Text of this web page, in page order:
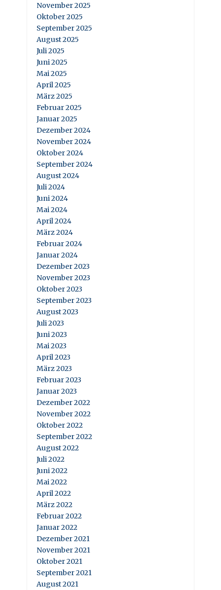
November 2025
Oktober 2025
September 2025
August 2025
Juli 2025
Juni 2025
Mai 2025
April 2025
März 2025
Februar 2025
Januar 2025
Dezember 2024
November 2024
Oktober 2024
September 2024
August 2024
Juli 2024
Juni 2024
Mai 2024
April 2024
März 2024
Februar 2024
Januar 2024
Dezember 2023
November 2023
Oktober 2023
September 2023
August 2023
Juli 2023
Juni 2023
Mai 2023
April 2023
März 2023
Februar 2023
Januar 2023
Dezember 2022
November 2022
Oktober 2022
September 2022
August 2022
Juli 2022
Juni 2022
Mai 2022
April 2022
März 2022
Februar 2022
Januar 2022
Dezember 2021
November 2021
Oktober 2021
September 2021
August 2021